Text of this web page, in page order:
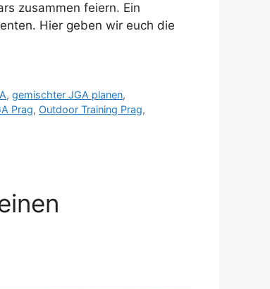
zusammen feiern. Ein
Hier geben wir euch die
,gemischter JGA planen,
Prag, Outdoor Training Prag,